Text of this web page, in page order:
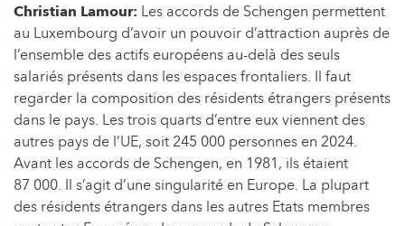
Christian Lamour: Les accords de Schengen permettent
au Luxembourg d’avoir un pouvoir d’attraction auprès de
l’ensemble des actifs européens au-delà des seuls
salariés présents dans les espaces frontaliers. Il faut
regarder la composition des résidents étrangers présents
dans le pays. Les trois quarts d’entre eux viennent des
autres pays de l’UE, soit 245 000 personnes en 2024.
Avant les accords de Schengen, en 1981, ils étaient
87 000. Il s’agit d’une singularité en Europe. La plupart
des résidents étrangers dans les autres Etats membres